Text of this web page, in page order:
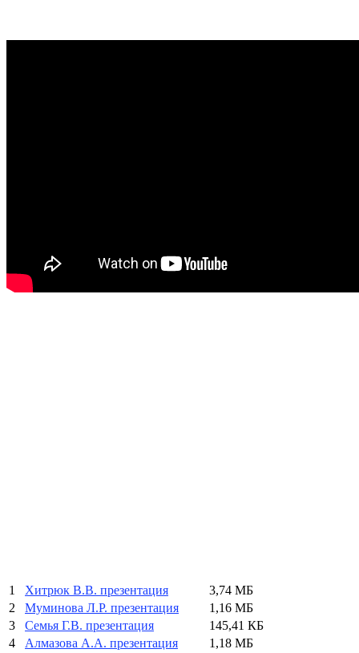
1 Хитрюк В.В. презентация
3,74 МБ
2
Муминова Л.Р. презентация
1,16 МБ
3
Семья Г.В. презентация
145,41 КБ
4
Алмазова А.А. презентация
1,18 МБ